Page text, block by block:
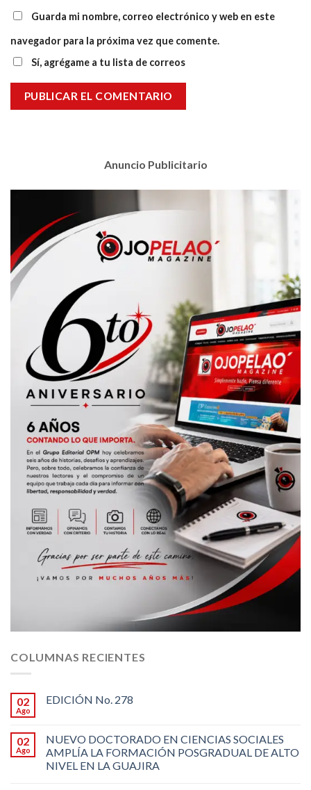
Guarda mi nombre, correo electrónico y web en este
navegador para la próxima vez que comente.
Sí, agrégame a tu lista de correos
Anuncio Publicitario
COLUMNAS RECIENTES
02
Ago
EDICIÓN No. 278
02
Ago
NUEVO DOCTORADO EN CIENCIAS SOCIALES
AMPLÍA LA FORMACIÓN POSGRADUAL DE ALTO
NIVEL EN LA GUAJIRA